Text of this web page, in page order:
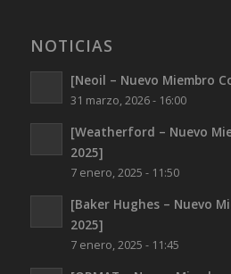
NOTICIAS
[Neoil – Nuevo Miembro
31 marzo, 2026 - 16:00
[Weatherford – Nuevo
2025]
7 enero, 2025 - 11:50
[Baker Hughes – Nuevo
2025]
7 enero, 2025 - 11:45